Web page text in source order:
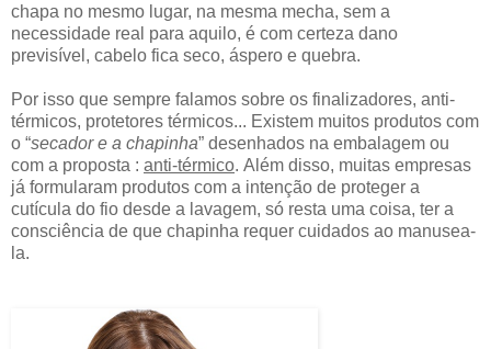
chapa no mesmo lugar, na mesma mecha, sem a
necessidade real para aquilo, é com certeza dano
previsível, cabelo fica seco, áspero e quebra.
Por isso que sempre falamos sobre os finalizadores, anti-
térmicos, protetores térmicos... Existem muitos produtos com
o “secador e a chapinha” desenhados na embalagem ou
com a proposta : anti-térmico. Além disso, muitas empresas
já formularam produtos com a intenção de proteger a
cutícula do fio desde a lavagem, só resta uma coisa, ter a
consciência de que chapinha requer cuidados ao manusea-
la.